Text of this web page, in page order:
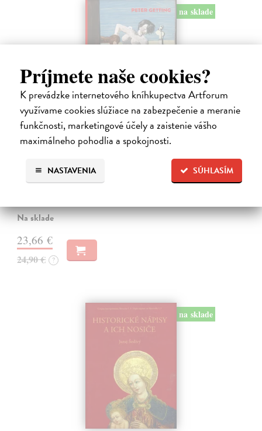
Príjmete naše cookies?
K prevádzke internetového kníhkupectva Artforum
využívame cookies slúžiace na zabezpečenie a meranie
funkčnosti, marketingové účely a zaistenie vášho
maximálneho pohodlia a spokojnosti.
SÚHLASÍM
NASTAVENIA
na sklade
Studne mútne
Sú ikonickými postavami našej kultúry. Postavili im sochy a
pomenovali po nich ulice, majú svoje nespochybniteľné miesto v
bez nich nedá…
Na sklade
23,66 €
24,90 € ?
na sklade